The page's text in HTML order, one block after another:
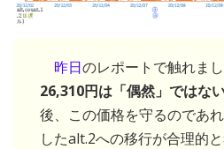
昨日のレポートで触れまし
26,310円は「偶然」ではな
後、この価格を守るのであ
したalt.2への移行が合理的と